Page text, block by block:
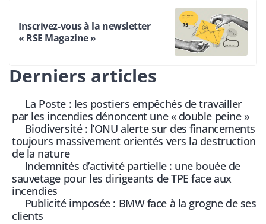
Inscrivez-vous à la newsletter
« RSE Magazine »
Derniers articles
La Poste : les postiers empêchés de travailler
par les incendies dénoncent une « double peine »
Biodiversité : l’ONU alerte sur des financements
toujours massivement orientés vers la destruction
de la nature
Indemnités d’activité partielle : une bouée de
sauvetage pour les dirigeants de TPE face aux
incendies
Publicité imposée : BMW face à la grogne de ses
clients